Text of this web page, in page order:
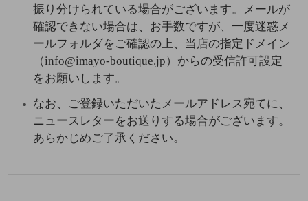
振り分けられている場合がございます。メールが
確認できない場合は、お手数ですが、一度迷惑メ
ールフォルダをご確認の上、当店の指定ドメイン
（info@imayo-boutique.jp）からの受信許可設定
をお願いします。
なお、ご登録いただいたメールアドレス宛てに、
ニュースレターをお送りする場合がございます。
あらかじめご了承ください。